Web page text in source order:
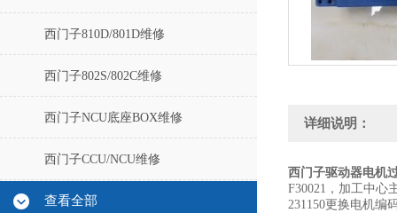
西门子810D/801D维修
西门子802S/802C维修
西门子NCU底座BOX维修
西门子CCU/NCU维修
查看全部
详细说明：
西门子驱动器电机
F30021，加工中心
231150更换电机编